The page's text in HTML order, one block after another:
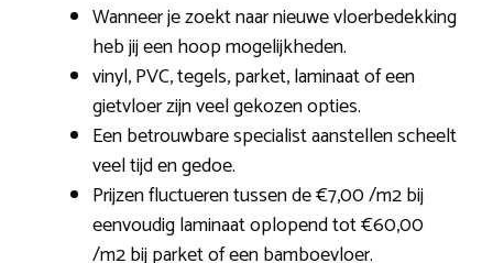
Wanneer je zoekt naar nieuwe vloerbedekking
heb jij een hoop mogelijkheden.
vinyl, PVC, tegels, parket, laminaat of een
gietvloer zijn veel gekozen opties.
Een betrouwbare specialist aanstellen scheelt
veel tijd en gedoe.
Prijzen fluctueren tussen de €7,00 /m2 bij
eenvoudig laminaat oplopend tot €60,00
/m2 bij parket of een bamboevloer.